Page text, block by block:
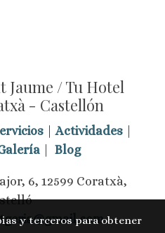
Jaume / Tu Hotel
- Castellón
|Actividades|
Blog
6, 12599 Coratxà,
y terceros para obtener